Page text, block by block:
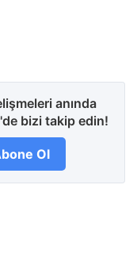
anında
bizi takip edin!
Ol